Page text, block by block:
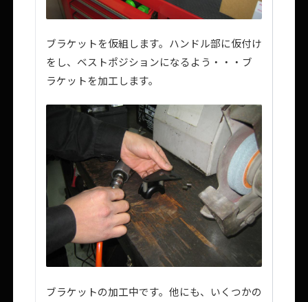
ブラケットを仮組します。ハンドル部に仮付け
をし、ベストポジションになるよう・・・ブ
ラケットを加工します。
ブラケットの加工中です。他にも、いくつかの